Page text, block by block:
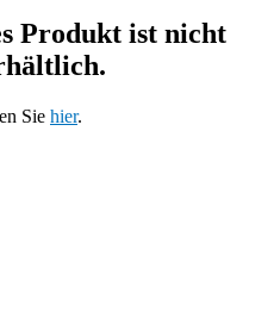
Produkt ist nicht
Sie hier.